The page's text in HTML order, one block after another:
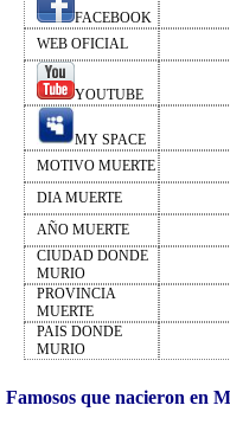
FACEBOOK
WEB OFICIAL
YOUTUBE
MY SPACE
MOTIVO MUERTE
DIA MUERTE
AÑO MUERTE
CIUDAD DONDE
MURIO
PROVINCIA
MUERTE
PAIS DONDE
MURIO
Famosos que nacieron en